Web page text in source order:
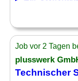
Job vor 2 Tagen
plusswerk
Technischer